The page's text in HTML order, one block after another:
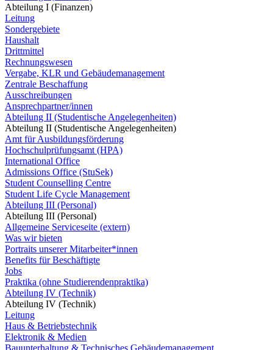
Abteilung I (Finanzen)
Leitung
Sondergebiete
Haushalt
Drittmittel
Rechnungswesen
Vergabe, KLR und Gebäudemanagement
Zentrale Beschaffung
Ausschreibungen
Ansprechpartner/innen
Abteilung II (Studentische Angelegenheiten)
Abteilung II (Studentische Angelegenheiten)
Amt für Ausbildungsförderung
Hochschulprüfungsamt (HPA)
International Office
Admissions Office (StuSek)
Student Counselling Centre
Student Life Cycle Management
Abteilung III (Personal)
Abteilung III (Personal)
Allgemeine Serviceseite (extern)
Was wir bieten
Portraits unserer Mitarbeiter*innen
Benefits für Beschäftigte
Jobs
Praktika (ohne Studierendenpraktika)
Abteilung IV (Technik)
Abteilung IV (Technik)
Leitung
Haus & Betriebstechnik
Elektronik & Medien
Bauunterhaltung & Technisches Gebäudemanagement